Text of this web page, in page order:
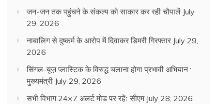
जन-जन तक पहुंचने के संकल्प को साकार कर रही चौपालें July
29, 2026
नाबालिग से दुष्कर्म के आरोप में दिवाकर डिमरी गिरफ्तार July 29,
2026
सिंगल-यूज़ प्लास्टिक के विरुद्ध चलाना होगा प्रभावी अभियान :
मुख्यमंत्री July 29, 2026
सभी विभाग 24×7 अलर्ट मोड पर रहेंः सीएम July 28, 2026